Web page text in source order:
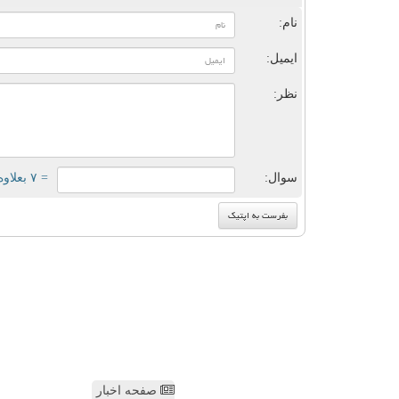
نام:
ایمیل:
نظر:
سوال: = ۷ بعلاوه ۵
صفحه اخبار